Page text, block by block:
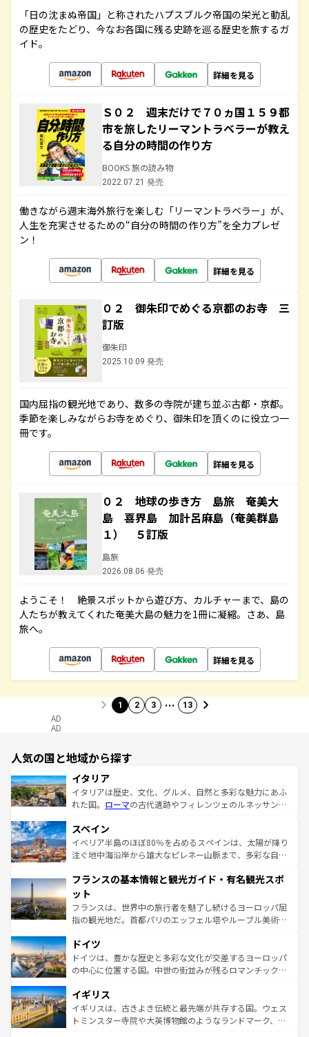
「日の沈まぬ帝国」と称されたハプスブルク帝国の栄光と動乱
の歴史をたどり、今なお各国に残る史跡を巡る歴史を旅するガ
イド。
詳細を見る
Ｓ０２ 週末だけで７０ヵ国１５９都
市を旅したリーマントラベラーが教え
る自分の時間の作り方
BOOKS 旅の読み物
2022.07.21 発売
働きながら週末海外旅行を楽しむ「リーマントラベラー」が、
人生を充実させるための“自分の時間の作り方”を全力プレゼ
ン！
詳細を見る
０２ 御朱印でめぐる京都のお寺 三
訂版
御朱印
2025.10.09 発売
国内屈指の観光地であり、数多の寺院が建ち並ぶ古都・京都。
季節を楽しみながらお寺をめぐり、御朱印を頂くのに役立つ一
冊です。
詳細を見る
０２ 地球の歩き方 島旅 奄美大
島 喜界島 加計呂麻島（奄美群島
１） ５訂版
島旅
2026.08.06 発売
ようこそ！ 絶景スポットから遊び方、カルチャーまで、島の
人たちが教えてくれた奄美大島の魅力を1冊に凝縮。さあ、島
旅へ。
詳細を見る
1 2 3 … 13
AD
AD
人気の国と地域から探す
イタリア
イタリアは歴史、文化、グルメ、自然と多彩な魅力にあふ
れた国。 ローマの古代遺跡やフィレンツェのルネッサンス
ろん、トスカーナの美しい田園風景やアマルフィ海岸の絶
景など、自然景観も見逃せない。観光の合間には、本場の
ピザやパスタなど、絶品のイタリア料理を堪能することも
ませてくれるイタリアで、忘れられない旅をしてみよう！
なお、新着のイタリア情報は
しい。
スペイン
イベリア半島のほぼ80％を占めるスペインは、太陽が降り
注ぐ地中海沿岸から雄大なピレネー山脈まで、多彩な自然
文化が根付くこの国では、情熱的なフラメンコ、熱気あふ
れる闘牛、そして美味しいタパスが生活の一部となってい
る。首都マドリードの洗練された雰囲気や、バルセロナの
アートに溢れた街角から、地方では古代ローマ遺跡や中世
せる。地方によって風土や気候が異なるスペインはその個
性で訪れる人を魅了する。 なお、新着のスペイン情報は コ
ンテンツ一覧を参照してほしい。
フランスの基本情報と観光ガイド・有名観光スポ
ット
フランスは、世界中の旅行者を魅了し続けるヨーロッパ屈
指の観光地だ。首都パリのエッフェル塔やルーブル美術館
で、幅広い魅力が詰まっている。華麗な宮殿、歴史的な大
聖堂、美しいビーチ、そして豊かな自然が、訪れる者を心
から魅了する。また、フランスは美食の国としても知ら
いる。シャンパンの発祥地であるランス、プロヴァンスの
香り高いラベンダー畑など、多彩な楽しみ方が可能だ。さ
らに、パリ以外の地域にも魅力が溢れており、どの街角に
ドイツ
ドイツは、豊かな歴史と多彩な文化が交差するヨーロッパ
の中心に位置する国。中世の街並みが残るロマンチック街
顔を持つこの国は、どこを歩いても飽きることがない。ベ
ルリンの文化的活気、バイエルン州のアルプスの絶景、そ
してライン川沿いのワイン畑といった風景は必見。ビール
イギリス
イギリスは、古きよき伝統と最先端が共存する国。ウェス
トミンスター寺院や大英博物館のようなランドマーク、歴